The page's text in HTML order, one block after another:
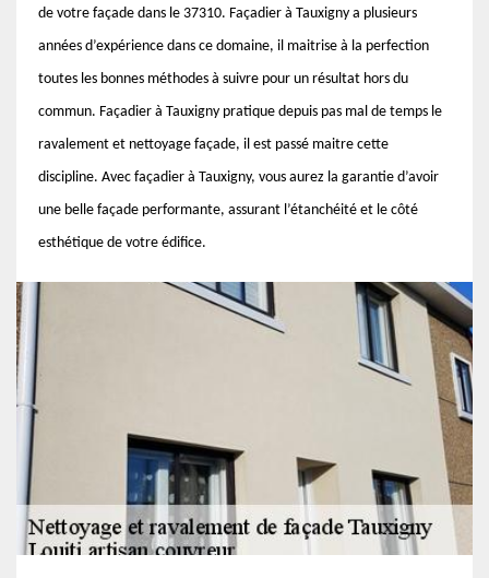
de votre façade dans le 37310. Façadier à Tauxigny a plusieurs
années d’expérience dans ce domaine, il maitrise à la perfection
toutes les bonnes méthodes à suivre pour un résultat hors du
commun. Façadier à Tauxigny pratique depuis pas mal de temps le
ravalement et nettoyage façade, il est passé maitre cette
discipline. Avec façadier à Tauxigny, vous aurez la garantie d’avoir
une belle façade performante, assurant l’étanchéité et le côté
esthétique de votre édifice.